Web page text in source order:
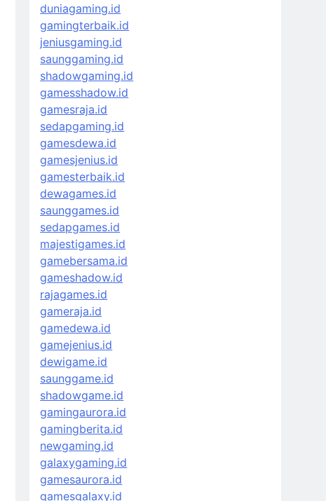
duniagaming.id
gamingterbaik.id
jeniusgaming.id
saunggaming.id
shadowgaming.id
gamesshadow.id
gamesraja.id
sedapgaming.id
gamesdewa.id
gamesjenius.id
gamesterbaik.id
dewagames.id
saunggames.id
sedapgames.id
majestigames.id
gamebersama.id
gameshadow.id
rajagames.id
gameraja.id
gamedewa.id
gamejenius.id
dewigame.id
saunggame.id
shadowgame.id
gamingaurora.id
gamingberita.id
newgaming.id
galaxygaming.id
gamesaurora.id
gamesgalaxy.id